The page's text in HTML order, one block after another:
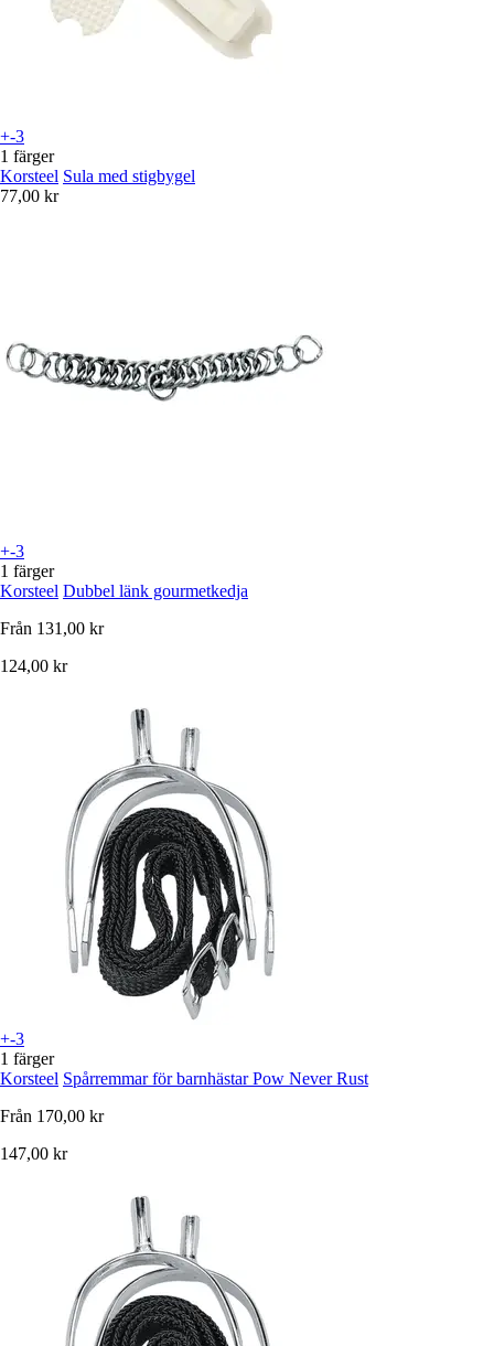
+-3
1 färger
Korsteel Sula med stigbygel
77,00 kr
+-3
1 färger
Korsteel Dubbel länk gourmetkedja
Från 131,00 kr
124,00 kr
+-3
1 färger
Korsteel Spårremmar för barnhästar Pow Never Rust
Från 170,00 kr
147,00 kr